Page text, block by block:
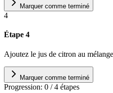
Marquer comme terminé
4
Étape 4
Ajoutez le jus de citron au
Marquer comme terminé
Progression: 0 /4 étapes